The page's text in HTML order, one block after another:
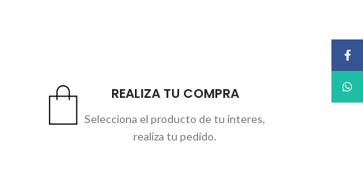
REALIZA TU COMPRA
Selecciona el producto de tu interes,
realiza tu pedido.